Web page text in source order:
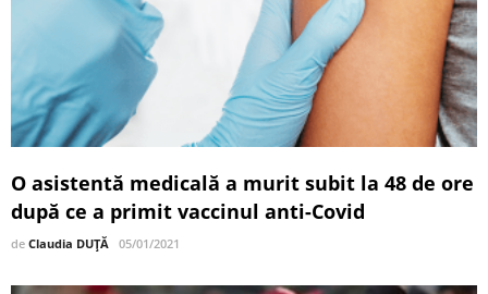
O asistentă medicală a murit subit la 48 de ore
după ce a primit vaccinul anti-Covid
de Claudia DUȚĂ 05/01/2021